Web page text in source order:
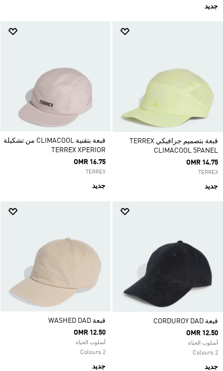
جديد
قبعة بتصميم جرافيكي TERREX
CLIMACOOL 5PANEL
OMR 14.75
TERREX
جديد
قبعة بتقنية CLIMACOOL من تشكيلة
TERREX XPERIOR
OMR 16.75
TERREX
جديد
قبعة CORDUROY DAD
OMR 12.50
أسلوب الحياة
2 Colours
جديد
قبعة WASHED DAD
OMR 12.50
أسلوب الحياة
2 Colours
جديد